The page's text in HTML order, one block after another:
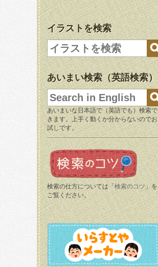
イラストを検索
あいまい検索（英語検索）
あいまいな日本語で（英語でも）検索で
きます。上手く動くか分からないのでお
試しです。
検索の仕方については「 検索のコツ 」を
ご覧ください。